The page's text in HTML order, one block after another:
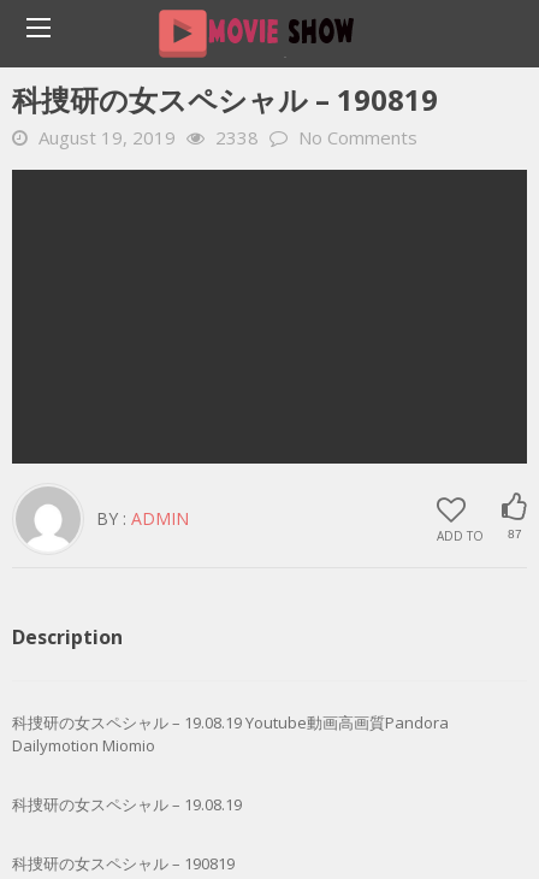
Home YOUTUBE 動画 毎日 科捜研の女スペシャル – 190819
科捜研の女スペシャル – 190819
August 19, 2019 2338 No Comments
ADD TO 87
BY : ADMIN
Description
科捜研の女スペシャル – 19.08.19 Youtube動画高画質Pandora
Dailymotion Miomio
科捜研の女スペシャル – 19.08.19
科捜研の女スペシャル – 190819